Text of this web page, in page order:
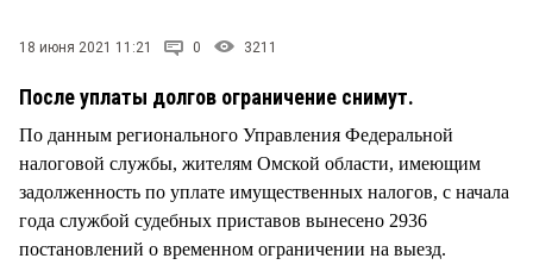
18 июня 2021 11:21 0 3211
После уплаты долгов ограничение снимут.
По данным регионального Управления Федеральной
налоговой службы, жителям Омской области, имеющим
задолженность по уплате имущественных налогов, с начала
года службой судебных приставов вынесено 2936
постановлений о временном ограничении на выезд.